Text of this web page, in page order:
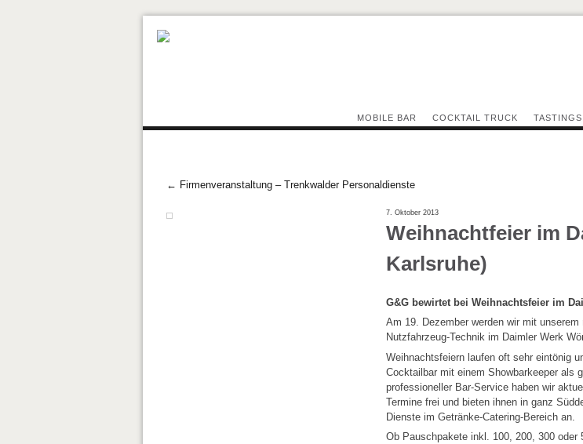
MOBILE BAR COCKTAIL TRUCK TASTINGS
← Firmenveranstaltung – Trenkwalder Personaldienste
7. Oktober 2013
Weihnachtfeier im
Karlsruhe)
G&G bewirtet bei Weihnachtsfeier im
Am 19. Dezember werden wir mit
Nutzfahrzeug-Technik im Daimler Werk
Weihnachtsfeiern laufen oft sehr eintönig
Cocktailbar mit einem Showbarkeeper als
professioneller Bar-Service haben wir
Termine frei und bieten ihnen in ganz
Dienste im Getränke-Catering-Bereich an.
Ob Pauschpakete inkl. 100, 200, 300 oder